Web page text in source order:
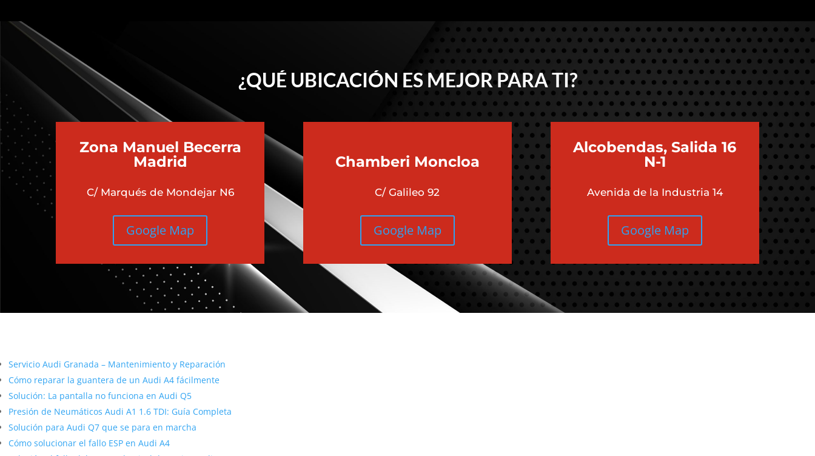
¿QUÉ UBICACIÓN ES MEJOR PARA TI?
Zona Manuel Becerra
Madrid
C/ Marqués de Mondejar N6
Google Map
Chamberi Moncloa
C/ Galileo 92
Google Map
Alcobendas, Salida 16
N-1
Avenida de la Industria 14
Google Map
Servicio Audi Granada – Mantenimiento y Reparación
Cómo reparar la guantera de un Audi A4 fácilmente
Solución: La pantalla no funciona en Audi Q5
Presión de Neumáticos Audi A1 1.6 TDI: Guía Completa
Solución para Audi Q7 que se para en marcha
Cómo solucionar el fallo ESP en Audi A4